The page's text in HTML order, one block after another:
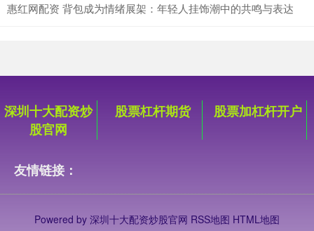
惠红网配资 背包成为情绪展架：年轻人挂饰潮中的共鸣与表达
深圳十大配资炒
股官网
股票杠杆期货 股票加杠杆开户
友情链接：
Powered by 深圳十大配资炒股官网 RSS地图 HTML地图